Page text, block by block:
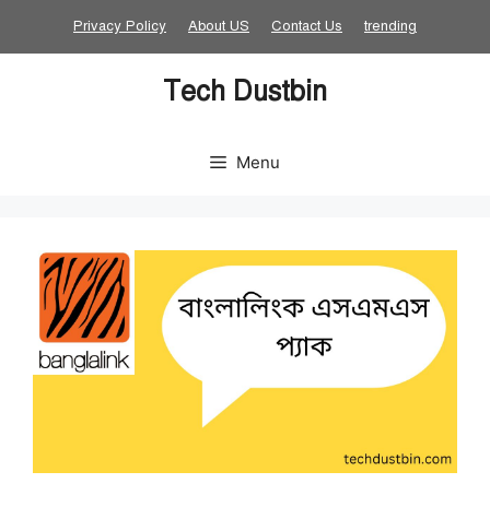
Privacy Policy About US Contact Us trending
Tech Dustbin
Menu